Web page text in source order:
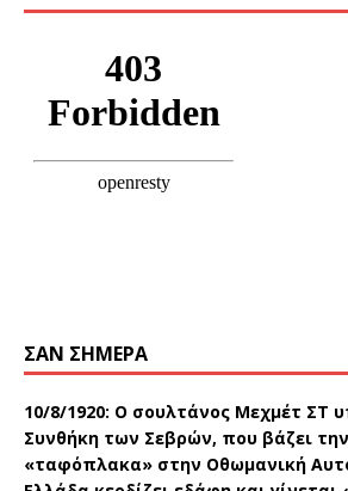
ΣΑΝ ΣΉΜΕΡΑ
10/8/1920: Ο σουλτάνος Μεχμέτ ΣΤ
Συνθήκη των Σεβρών, που βάζει
«ταφόπλακα» στην Οθωμανική